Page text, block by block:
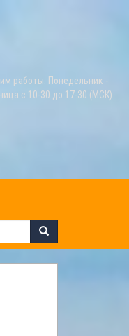
работы: Понедельник -
с 10-30 до 17-30 (МСК)